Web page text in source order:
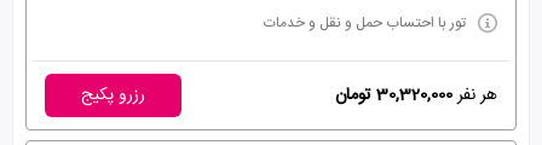
تور با احتساب حمل و نقل و خدمات
هر نفر30,320,000 تومان رزرو پکیج